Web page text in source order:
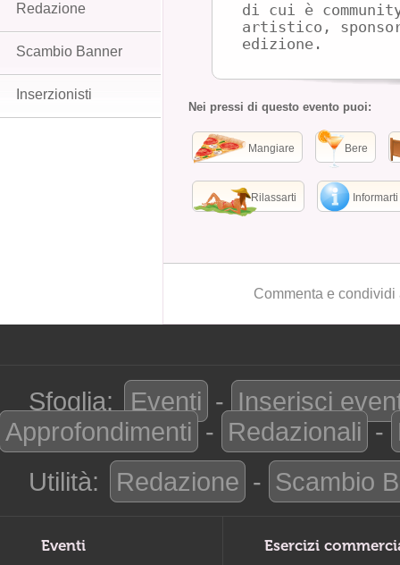
di cui è
artistico,
edizione.
Nei pressi di questo evento puoi:
Mangiare Bere
Rilassarti Informarti
Commenta e
Redazione
Scambio Banner
Inserzionisti
Sfoglia: Eventi - Inserisci
Approfondimenti - Redazionali -
Utilità:
Redazione - Scambio
Eventi Esercizi